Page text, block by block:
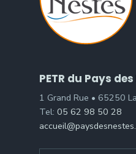
PETR du Pays
1 Grand Rue • 65250
Tel: 05 62 98 50 28